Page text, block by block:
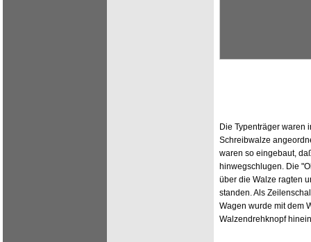
Die Typenträger waren
Schreibwalze
waren so eingebaut,
hinwegschlugen. Die
über die Walze ragten
standen. Als
Wagen wurde mit dem
Walzendrehknopf